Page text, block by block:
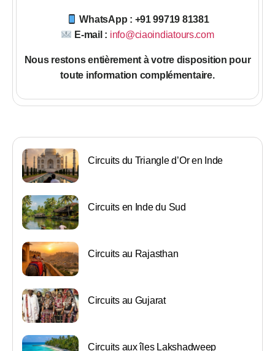
WhatsApp : +91 99719 81381
E-mail : info@ciaoindiatours.com
Nous restons entièrement à votre disposition pour
toute information complémentaire.
Circuits du Triangle d’Or en Inde
Circuits en Inde du Sud
Circuits au Rajasthan
Circuits au Gujarat
Circuits aux îles Lakshadweep